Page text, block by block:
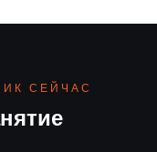
СЕЙЧАС